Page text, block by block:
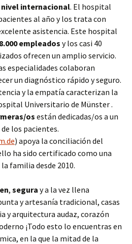
internacional. El hospital
al año y los trata con
asistencia. Este hospital
8.000 empleados y los casi 40
ofrecen un amplio servicio.
especialidades colaboran
un diagnóstico rápido y seguro.
y la empatía caracterizan la
Universitario de Münster .
os están dedicadas/os a un
los pacientes.
) apoya la conciliación del
ha sido certificado como una
familia desde 2010.
, segura y a la vez llena
y artesanía tradicional, casas
y arquitectura audaz, corazón
¡Todo esto lo encuentras en
en la que la mitad de la